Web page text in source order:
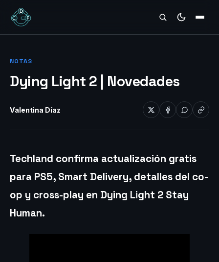
REVIEWS
NOTAS
Dying Light 2 | Novedades
Valentina Díaz
Techland confirma actualización gratis
para PS5, Smart Delivery, detalles del co-
op y cross-play en Dying Light 2 Stay
Human.